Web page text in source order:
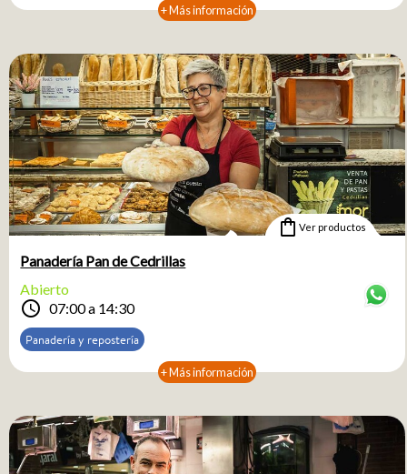
+ Más información
shopping_bag Ver productos
Panadería Pan de Cedrillas
Abierto
schedule 07:00 a 14:30
Panadería y repostería
+ Más información